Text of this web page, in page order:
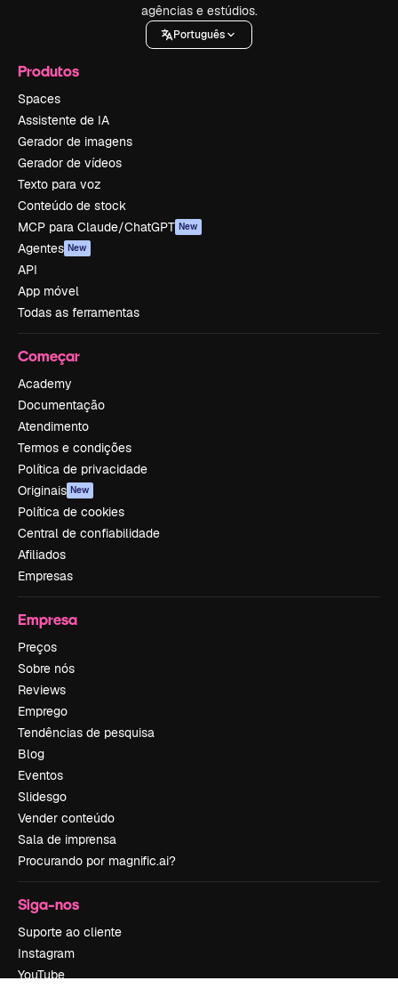
agências e estúdios.
Português
Produtos
Spaces
Assistente de IA
Gerador de imagens
Gerador de vídeos
Texto para voz
Conteúdo de stock
MCP para Claude/ChatGPT New
Agentes New
API
App móvel
Todas as ferramentas
Começar
Academy
Documentação
Atendimento
Termos e condições
Política de privacidade
Originais New
Política de cookies
Central de confiabilidade
Afiliados
Empresas
Empresa
Preços
Sobre nós
Reviews
Emprego
Tendências de pesquisa
Blog
Eventos
Slidesgo
Vender conteúdo
Sala de imprensa
Procurando por magnific.ai?
Siga-nos
Suporte ao cliente
Instagram
YouTube